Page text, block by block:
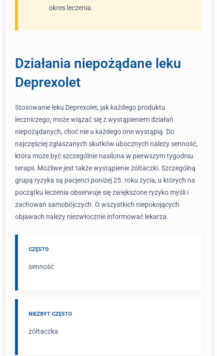
okres leczenia.
Działania niepożądane leku
Deprexolet
Stosowanie leku Deprexolet, jak każdego produktu
leczniczego, może wiązać się z wystąpieniem działań
niepożądanych, choć nie u każdego one wystąpią. Do
najczęściej zgłaszanych skutków ubocznych należy senność,
która może być szczególnie nasilona w pierwszym tygodniu
terapii. Możliwe jest także wystąpienie żółtaczki. Szczególną
grupą ryzyka są pacjenci poniżej 25. roku życia, u których na
początku leczenia obserwuje się zwiększone ryzyko myśli i
zachowań samobójczych. O wszystkich niepokojących
objawach należy niezwłocznie informować lekarza.
CZĘSTO
senność
NIEZBYT CZĘSTO
żółtaczka